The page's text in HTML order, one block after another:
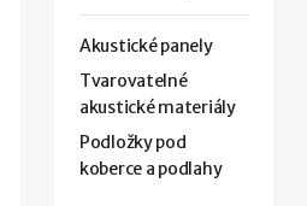
Akustické panely
Tvarovatelné
akustické materiály
Podložky pod
koberce a podlahy